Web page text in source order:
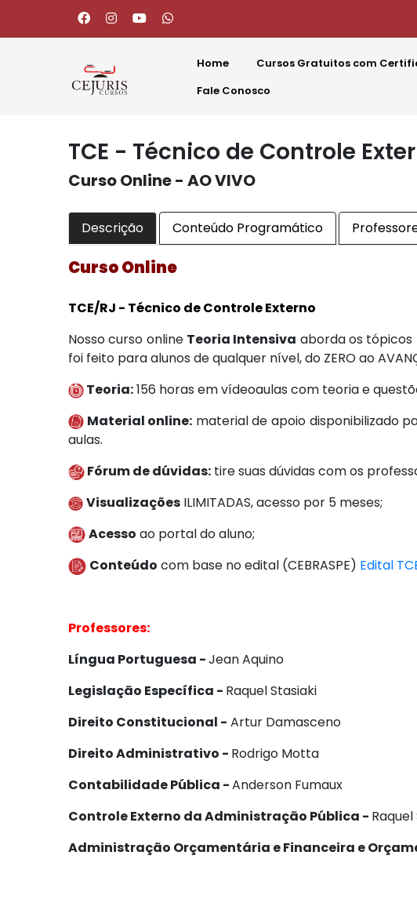
Home Cursos Gratuitos com
Fale Conosco
TCE - Técnico de Controle
Curso Online - AO VIVO
Descrição Conteúdo Programático
Curso Online
TCE/RJ - Técnico de Controle Externo
Nosso curso online Teoria Intensiva aborda os tópicos
foi feito para alunos de qualquer nível, do ZERO ao
Teoria:156 horas em vídeoaulas com teoria e
Material online: material de apoio disponibilizado
aulas.
Fórum de dúvidas: tire suas dúvidas com os
Visualizações ILIMITADAS, acesso por 5 meses;
Acesso ao portal do aluno;
Conteúdo com base no edital (CEBRASPE) Edital
Professores:
Língua Portuguesa -Jean Aquino
Legislação Específica - Raquel Stasiaki
Direito Constitucional - Artur Damasceno
Direito Administrativo - Rodrigo Motta
Contabilidade Pública -Anderson Fumaux
Controle Externo da Administração Pública -
Administração Orçamentária e Financeira e